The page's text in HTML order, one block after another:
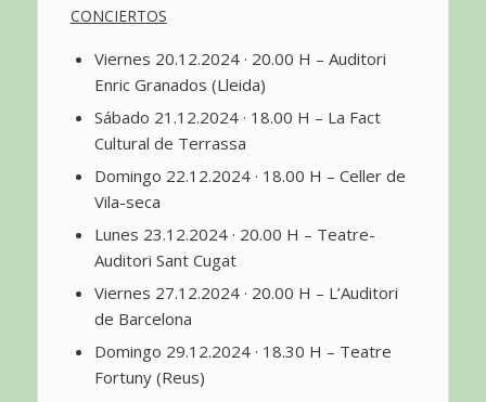
CONCIERTOS
Viernes 20.12.2024 · 20.00 H – Auditori
Enric Granados (Lleida)
Sábado 21.12.2024 · 18.00 H – La Fact
Cultural de Terrassa
Domingo 22.12.2024 · 18.00 H – Celler de
Vila-seca
Lunes 23.12.2024 · 20.00 H – Teatre-
Auditori Sant Cugat
Viernes 27.12.2024 · 20.00 H – L’Auditori
de Barcelona
Domingo 29.12.2024 · 18.30 H – Teatre
Fortuny (Reus)